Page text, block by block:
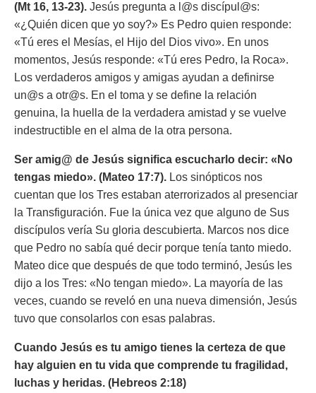
(Mt 16, 13-23). Jesús pregunta a l@s discípul@s:
«¿Quién dicen que yo soy?» Es Pedro quien responde:
«Tú eres el Mesías, el Hijo del Dios vivo». En unos
momentos, Jesús responde: «Tú eres Pedro, la Roca».
Los verdaderos amigos y amigas ayudan a definirse
un@s a otr@s. En el toma y se define la relación
genuina, la huella de la verdadera amistad y se vuelve
indestructible en el alma de la otra persona.
Ser amig@ de Jesús significa escucharlo decir: «No
tengas miedo». (Mateo 17:7). Los sinópticos nos
cuentan que los Tres estaban aterrorizados al presenciar
la Transfiguración. Fue la única vez que alguno de Sus
discípulos vería Su gloria descubierta. Marcos nos dice
que Pedro no sabía qué decir porque tenía tanto miedo.
Mateo dice que después de que todo terminó, Jesús les
dijo a los Tres: «No tengan miedo». La mayoría de las
veces, cuando se reveló en una nueva dimensión, Jesús
tuvo que consolarlos con esas palabras.
Cuando Jesús es tu amigo tienes la certeza de que
hay alguien en tu vida que comprende tu fragilidad,
luchas y heridas. (Hebreos 2:18)